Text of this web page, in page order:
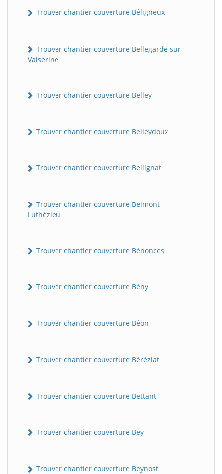
Trouver chantier couverture Béligneux
Trouver chantier couverture Bellegarde-sur-
Valserine
Trouver chantier couverture Belley
Trouver chantier couverture Belleydoux
Trouver chantier couverture Bellignat
Trouver chantier couverture Belmont-
Luthézieu
Trouver chantier couverture Bénonces
Trouver chantier couverture Bény
Trouver chantier couverture Béon
Trouver chantier couverture Béréziat
Trouver chantier couverture Bettant
Trouver chantier couverture Bey
Trouver chantier couverture Beynost